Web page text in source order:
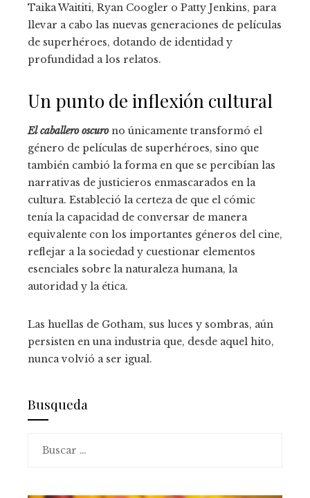
Taika Waititi, Ryan Coogler o Patty Jenkins, para
llevar a cabo las nuevas generaciones de películas
de superhéroes, dotando de identidad y
profundidad a los relatos.
Un punto de inflexión cultural
El caballero oscurono únicamente transformó el
género de películas de superhéroes, sino que
también cambió la forma en que se percibían las
narrativas de justicieros enmascarados en la
cultura. Estableció la certeza de que el cómic
tenía la capacidad de conversar de manera
equivalente con los importantes géneros del cine,
reflejar a la sociedad y cuestionar elementos
esenciales sobre la naturaleza humana, la
autoridad y la ética.
Las huellas de Gotham, sus luces y sombras, aún
persisten en una industria que, desde aquel hito,
nunca volvió a ser igual.
Busqueda